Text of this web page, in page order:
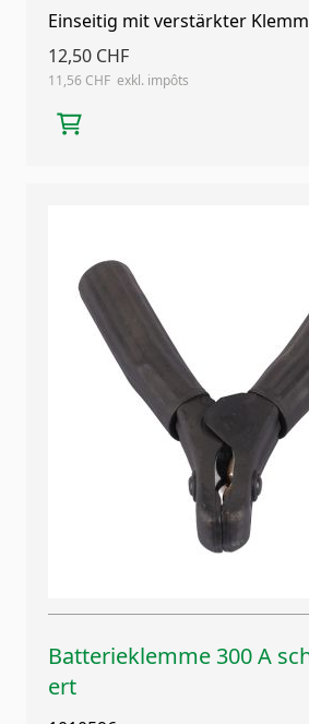
Einseitig mit verstärkter
12,50 CHF
11,56 CHF
Batterieklemme 300 A
ert